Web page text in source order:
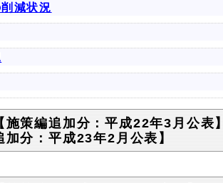
減状況
策編追加分：平成22年3月公表】
分：平成23年2月公表】